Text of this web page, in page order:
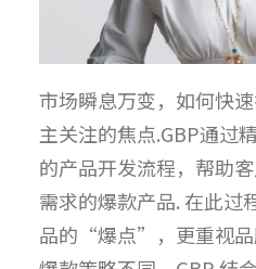
市场瞬息万变，如何快
主关注的焦点.GBP通过
的产品开发流程，帮助
需求的爆款产品. 在此过
品的“爆点”，更重视品